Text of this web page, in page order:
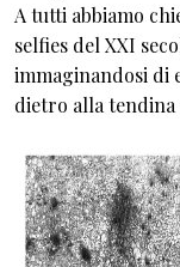
A tutti abbiamo
selfies del XXI
immaginandosi di
dietro alla